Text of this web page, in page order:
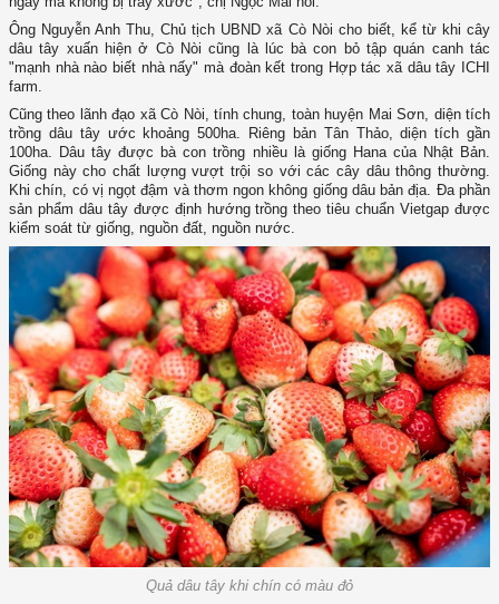
Ông Nguyễn Anh Thu, Chủ tịch UBND xã Cò Nòi cho biết, kể từ khi cây
dâu tây xuấn hiện ở Cò Nòi cũng là lúc bà con bỏ tập quán canh tác
"mạnh nhà nào biết nhà nấy" mà đoàn kết trong Hợp tác xã dâu tây ICHI
farm.
Cũng theo lãnh đạo xã Cò Nòi, tính chung, toàn huyện Mai Sơn, diện tích
trồng dâu tây ước khoảng 500ha. Riêng bản Tân Thảo, diện tích gần
100ha. Dâu tây được bà con trồng nhiều là giống Hana của Nhật Bản.
Giống này cho chất lượng vượt trội so với các cây dâu thông thường.
Khi chín, có vị ngọt đậm và thơm ngon không giống dâu bản địa. Đa phần
sản phẩm dâu tây được định hướng trồng theo tiêu chuẩn Vietgap được
kiểm soát từ giống, nguồn đất, nguồn nước.
Quả dâu tây khi chín có màu đỏ